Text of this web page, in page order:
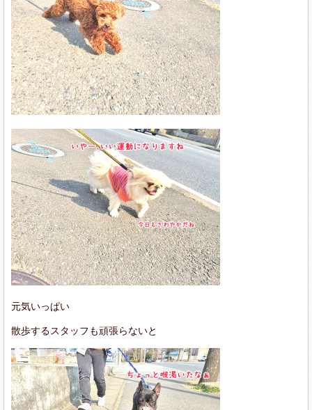
元気いっぱい
散歩するスタッフも頑張らないと